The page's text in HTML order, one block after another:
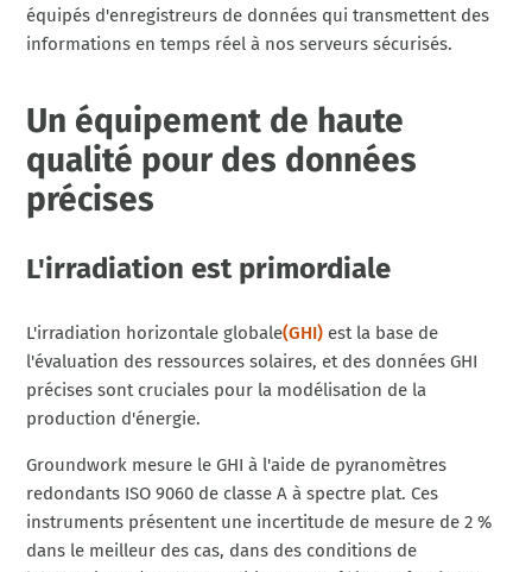
équipés d'enregistreurs de données qui transmettent des
informations en temps réel à nos serveurs sécurisés.
Un équipement de haute
qualité pour des données
précises
L'irradiation est primordiale
L'irradiation horizontale globale(GHI) est la base de
l'évaluation des ressources solaires, et des données GHI
précises sont cruciales pour la modélisation de la
production d'énergie.
Groundwork mesure le GHI à l'aide de pyranomètres
redondants ISO 9060 de classe A à spectre plat. Ces
instruments présentent une incertitude de mesure de 2 %
dans le meilleur des cas, dans des conditions de